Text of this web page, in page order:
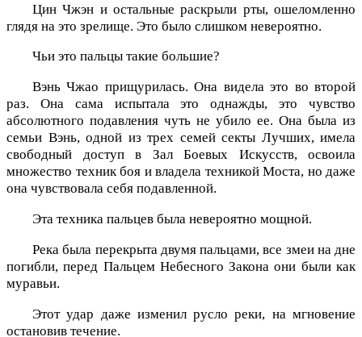
Цин Чжэн и остальные раскрыли рты, ошеломленно
глядя на это зрелище. Это было слишком невероятно.
Чьи это пальцы такие большие?
Вэнь Чжао прищурилась. Она видела это во второй
раз. Она сама испытала это однажды, это чувство
абсолютного подавления чуть не убило ее. Она была из
семьи Вэнь, одной из трех семей секты Лучших, имела
свободный доступ в Зал Боевых Искусств, освоила
множество техник боя и владела техникой Моста, но даже
она чувствовала себя подавленной.
Эта техника пальцев была невероятно мощной.
Река была перекрыта двумя пальцами, все змеи на дне
погибли, перед Пальцем Небесного Закона они были как
муравьи.
Этот удар даже изменил русло реки, на мгновение
остановив течение.